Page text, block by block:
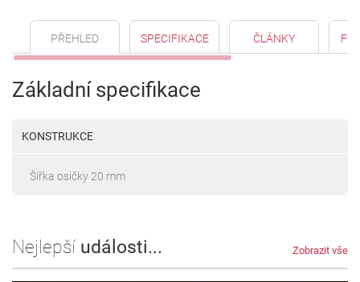
PŘEHLED SPECIFIKACE ČLÁNKY
Základní specifikace
KONSTRUKCE
Šířka osičky 20 mm
Nejlepší události... Zobrazit vše